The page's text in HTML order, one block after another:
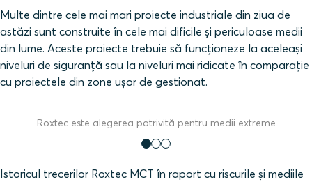
Multe dintre cele mai mari proiecte industriale din ziua de
astăzi sunt construite în cele mai dificile și periculoase medii
din lume. Aceste proiecte trebuie să funcționeze la aceleași
niveluri de siguranță sau la niveluri mai ridicate în comparație
cu proiectele din zone ușor de gestionat.
Roxtec este alegerea potrivită pentru medii extreme
Istoricul trecerilor Roxtec MCT în raport cu riscurile și mediile